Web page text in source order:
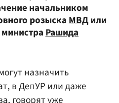
начальником
розыскаМВДили
Рашида
назначить
в ДепУР или даже
говорят уже